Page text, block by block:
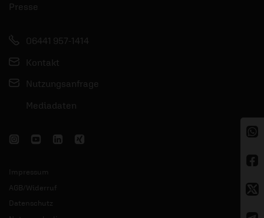
Presse
06441 957-1414
Kontakt
Nutzungsanfrage
Mediadaten
Impressum
AGB/Widerruf
Datenschutz